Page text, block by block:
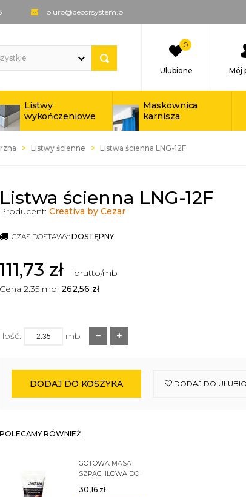
biuro@decorsystem.pl
0
Ulubione Mój
Listwy
wykończeniowe
Maskownica
karnisza
Listwy ścienne Listwa ścienna LNG-12F
Listwa ścienna LNG-12F
Producent: Creativa by Cezar
CZAS DOSTAWY: DOSTĘPNY
111,73 zł
brutto/mb
Cena 2.35 mb: 262,56 zł
Ilość: mb
DODAJ DO KOSZYKA DODAJ DO
POLECAMY RÓWNIEŻ
GOTOWA MASA
SZPACHLOWA DO
30,16 zł